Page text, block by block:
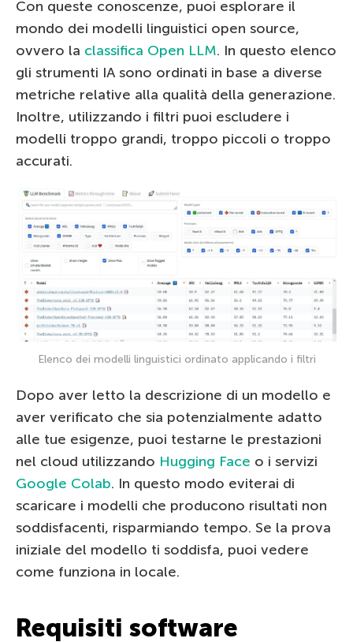
Con queste conoscenze, puoi esplorare il
mondo dei modelli linguistici open source,
ovvero la classifica Open LLM. In questo elenco
gli strumenti IA sono ordinati in base a diverse
metriche relative alla qualità della generazione.
Inoltre, utilizzando i filtri puoi escludere i
modelli troppo grandi, troppo piccoli o troppo
accurati.
Elenco dei modelli linguistici ordinato applicando i filtri
Dopo aver letto la descrizione di un modello e
aver verificato che sia potenzialmente adatto
alle tue esigenze, puoi testarne le prestazioni
nel cloud utilizzando Hugging Face o i servizi
Google Colab. In questo modo eviterai di
scaricare i modelli che producono risultati non
soddisfacenti, risparmiando tempo. Se la prova
iniziale del modello ti soddisfa, puoi vedere
come funziona in locale.
Requisiti software